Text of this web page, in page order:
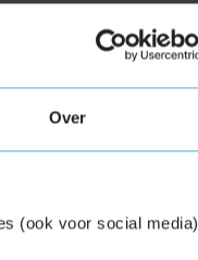
Over
(ook voor social media)